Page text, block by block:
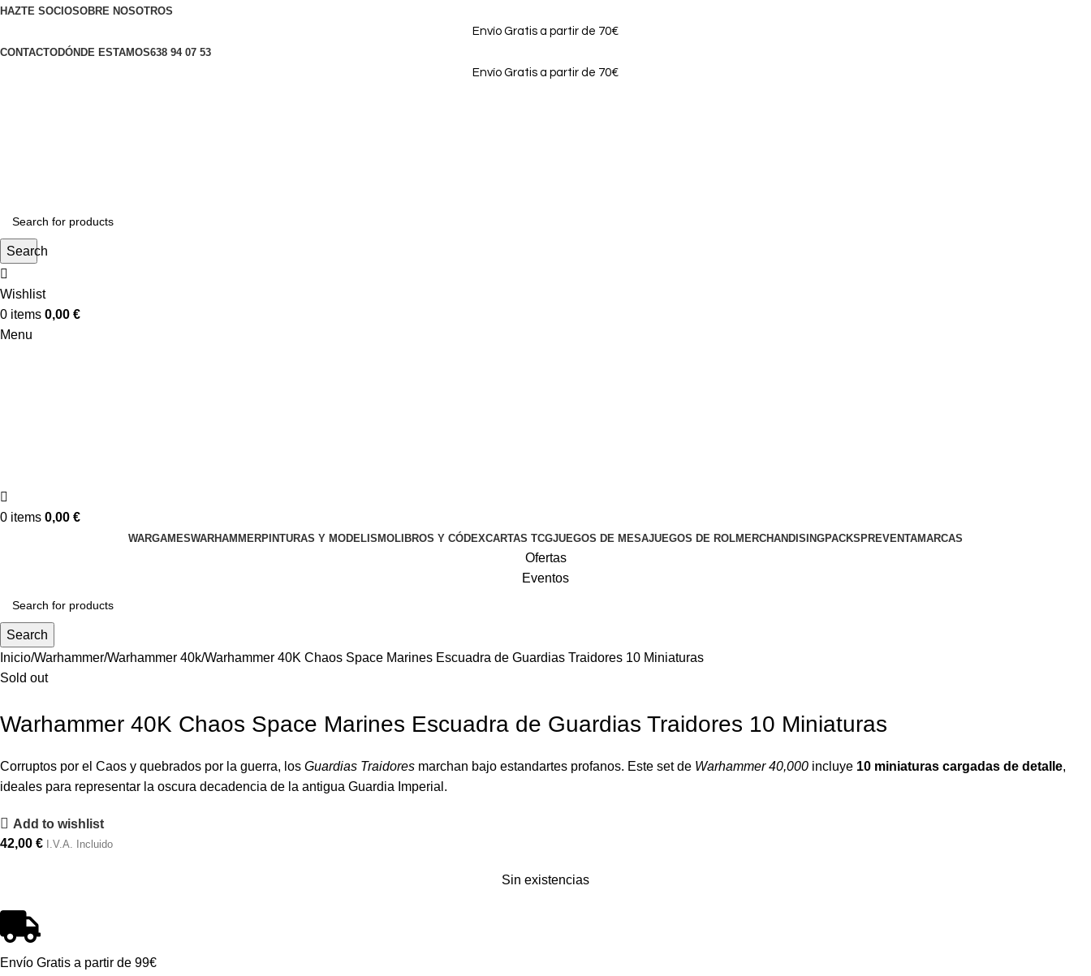
HAZTE SOCIOSOBRE NOSOTROS
Envío Gratis a partir de 70€
CONTACTODÓNDE ESTAMOS638 94 07 53
Envío Gratis a partir de 70€
Search
Wishlist
0 items 0,00 €
Menu
0 items 0,00 €
WARGAMESWARHAMMERPINTURAS Y MODELISMOLIBROS Y CÓDEXCARTAS TCGJUEGOS DE MESAJUEGOS DE ROLMERCHANDISINGPACKS PREVENTAMARCAS
Ofertas
Eventos
Search
Inicio Warhammer Warhammer 40k Warhammer 40K Chaos Space Marines Escuadra de Guardias Traidores 10 Miniaturas
Sold out
Warhammer 40K Chaos Space Marines Escuadra de Guardias Traidores 10 Miniaturas
Corruptos por el Caos y quebrados por la guerra, los Guardias Traidores marchan bajo estandartes profanos. Este set de Warhammer 40,000 incluye 10 miniaturas cargadas de detalle,
ideales para representar la oscura decadencia de la antigua Guardia Imperial.
Add to wishlist
42,00 € I.V.A. Incluido
Sin existencias
Envío Gratis a partir de 99€